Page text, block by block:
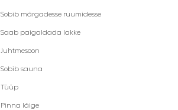
Sobib märgadesse ruumidesse
Saab paigaldada lakke
Juhtmesoon
Sobib sauna
Tüüp
Pinna läige